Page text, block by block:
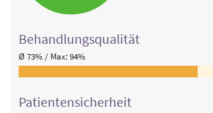
Behandlungs­qualität
Ø 73% / Max: 94%
Patienten­sicherheit